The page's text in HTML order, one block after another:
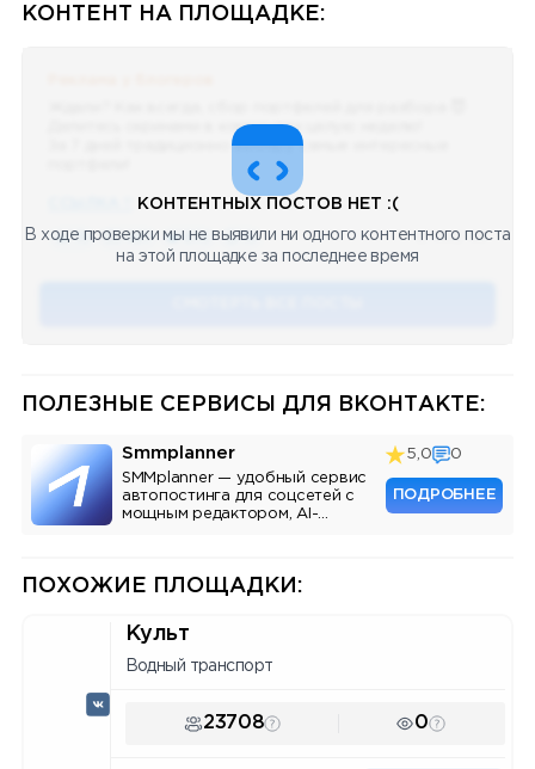
КОНТЕНТ НА ПЛОЩАДКЕ:
Делитесь скринами в комментах целую неделю!
За 7 дней традиционно выберу самые интересные
🔥 75 👍🏻 487 ❤️ 875 🥴 19 12.4k 12:45
КОНТЕНТНЫХ ПОСТОВ НЕТ :(
В ходе проверки мы не выявили ни одного контентного поста
на этой площадке за последнее время
ПОЛЕЗНЫЕ СЕРВИСЫ ДЛЯ ВКОНТАКТЕ:
Smmplanner
SMMplanner — удобный сервис
автопостинга для соцсетей с
мощным редактором, AI-
5,0 0
ПОДРОБНЕЕ
ПОХОЖИЕ ПЛОЩАДКИ:
Культ
Водный транспорт
23708 0